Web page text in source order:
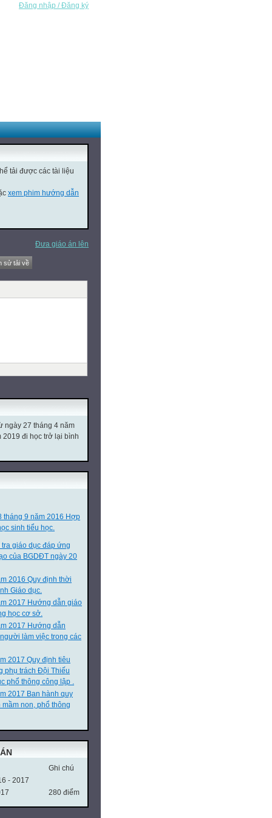
Đăng nhập / Đăng ký
tải được các tài liệu
xem phim hướng dẫn
Đưa giáo án lên
sử tải về
ngày 27 tháng 4 năm
2019 đi học trở lại bình
tháng 9 năm 2016 Hợp
sinh tiểu học.
giáo dục đáp ứng
của BGDĐT ngày 20
2016 Quy định thời
Giáo dục.
2017 Hướng dẫn giáo
học cơ sở.
2017 Hướng dẫn
làm việc trong các
2017 Quy định tiêu
phụ trách Đội Thiếu
phổ thông công lập .
2017 Ban hành quy
non, phổ thông
Ghi chú
- 2017
280 điểm